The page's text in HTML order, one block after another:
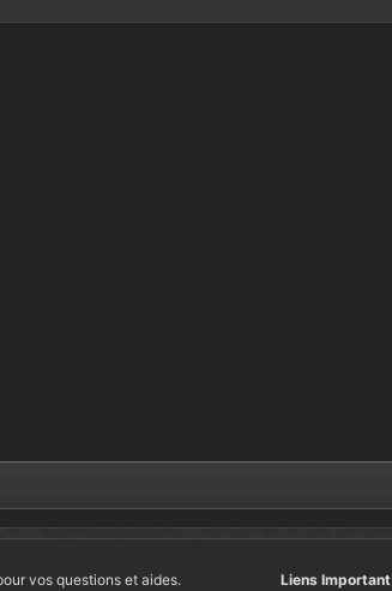
vos questions et aides.
Liens Important